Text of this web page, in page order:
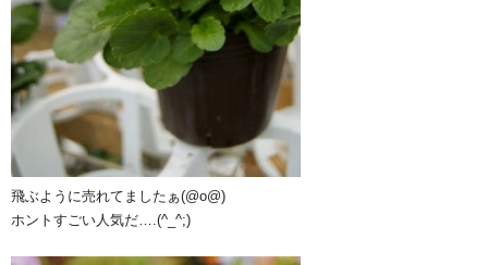
飛ぶように売れてましたぁ(@o@)
ホントすごい人気だ….(^_^;)